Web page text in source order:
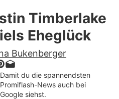
Serien
& Liebe
Timberlake
Eheglück
Bukenberger
Damit du die spannendsten
Promiflash-News auch bei
Google siehst.